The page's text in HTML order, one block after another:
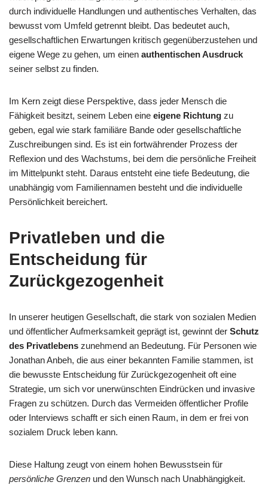
durch individuelle Handlungen und authentisches Verhalten, das
bewusst vom Umfeld getrennt bleibt. Das bedeutet auch,
gesellschaftlichen Erwartungen kritisch gegenüberzustehen und
eigene Wege zu gehen, um einen authentischen Ausdruck
seiner selbst zu finden.
Im Kern zeigt diese Perspektive, dass jeder Mensch die
Fähigkeit besitzt, seinem Leben eine eigene Richtung zu
geben, egal wie stark familiäre Bande oder gesellschaftliche
Zuschreibungen sind. Es ist ein fortwährender Prozess der
Reflexion und des Wachstums, bei dem die persönliche Freiheit
im Mittelpunkt steht. Daraus entsteht eine tiefe Bedeutung, die
unabhängig vom Familiennamen besteht und die individuelle
Persönlichkeit bereichert.
Privatleben und die
Entscheidung für
Zurückgezogenheit
In unserer heutigen Gesellschaft, die stark von sozialen Medien
und öffentlicher Aufmerksamkeit geprägt ist, gewinnt der Schutz
des Privatlebens zunehmend an Bedeutung. Für Personen wie
Jonathan Anbeh, die aus einer bekannten Familie stammen, ist
die bewusste Entscheidung für Zurückgezogenheit oft eine
Strategie, um sich vor unerwünschten Eindrücken und invasive
Fragen zu schützen. Durch das Vermeiden öffentlicher Profile
oder Interviews schafft er sich einen Raum, in dem er frei von
sozialem Druck leben kann.
Diese Haltung zeugt von einem hohen Bewusstsein für
persönliche Grenzen und den Wunsch nach Unabhängigkeit.